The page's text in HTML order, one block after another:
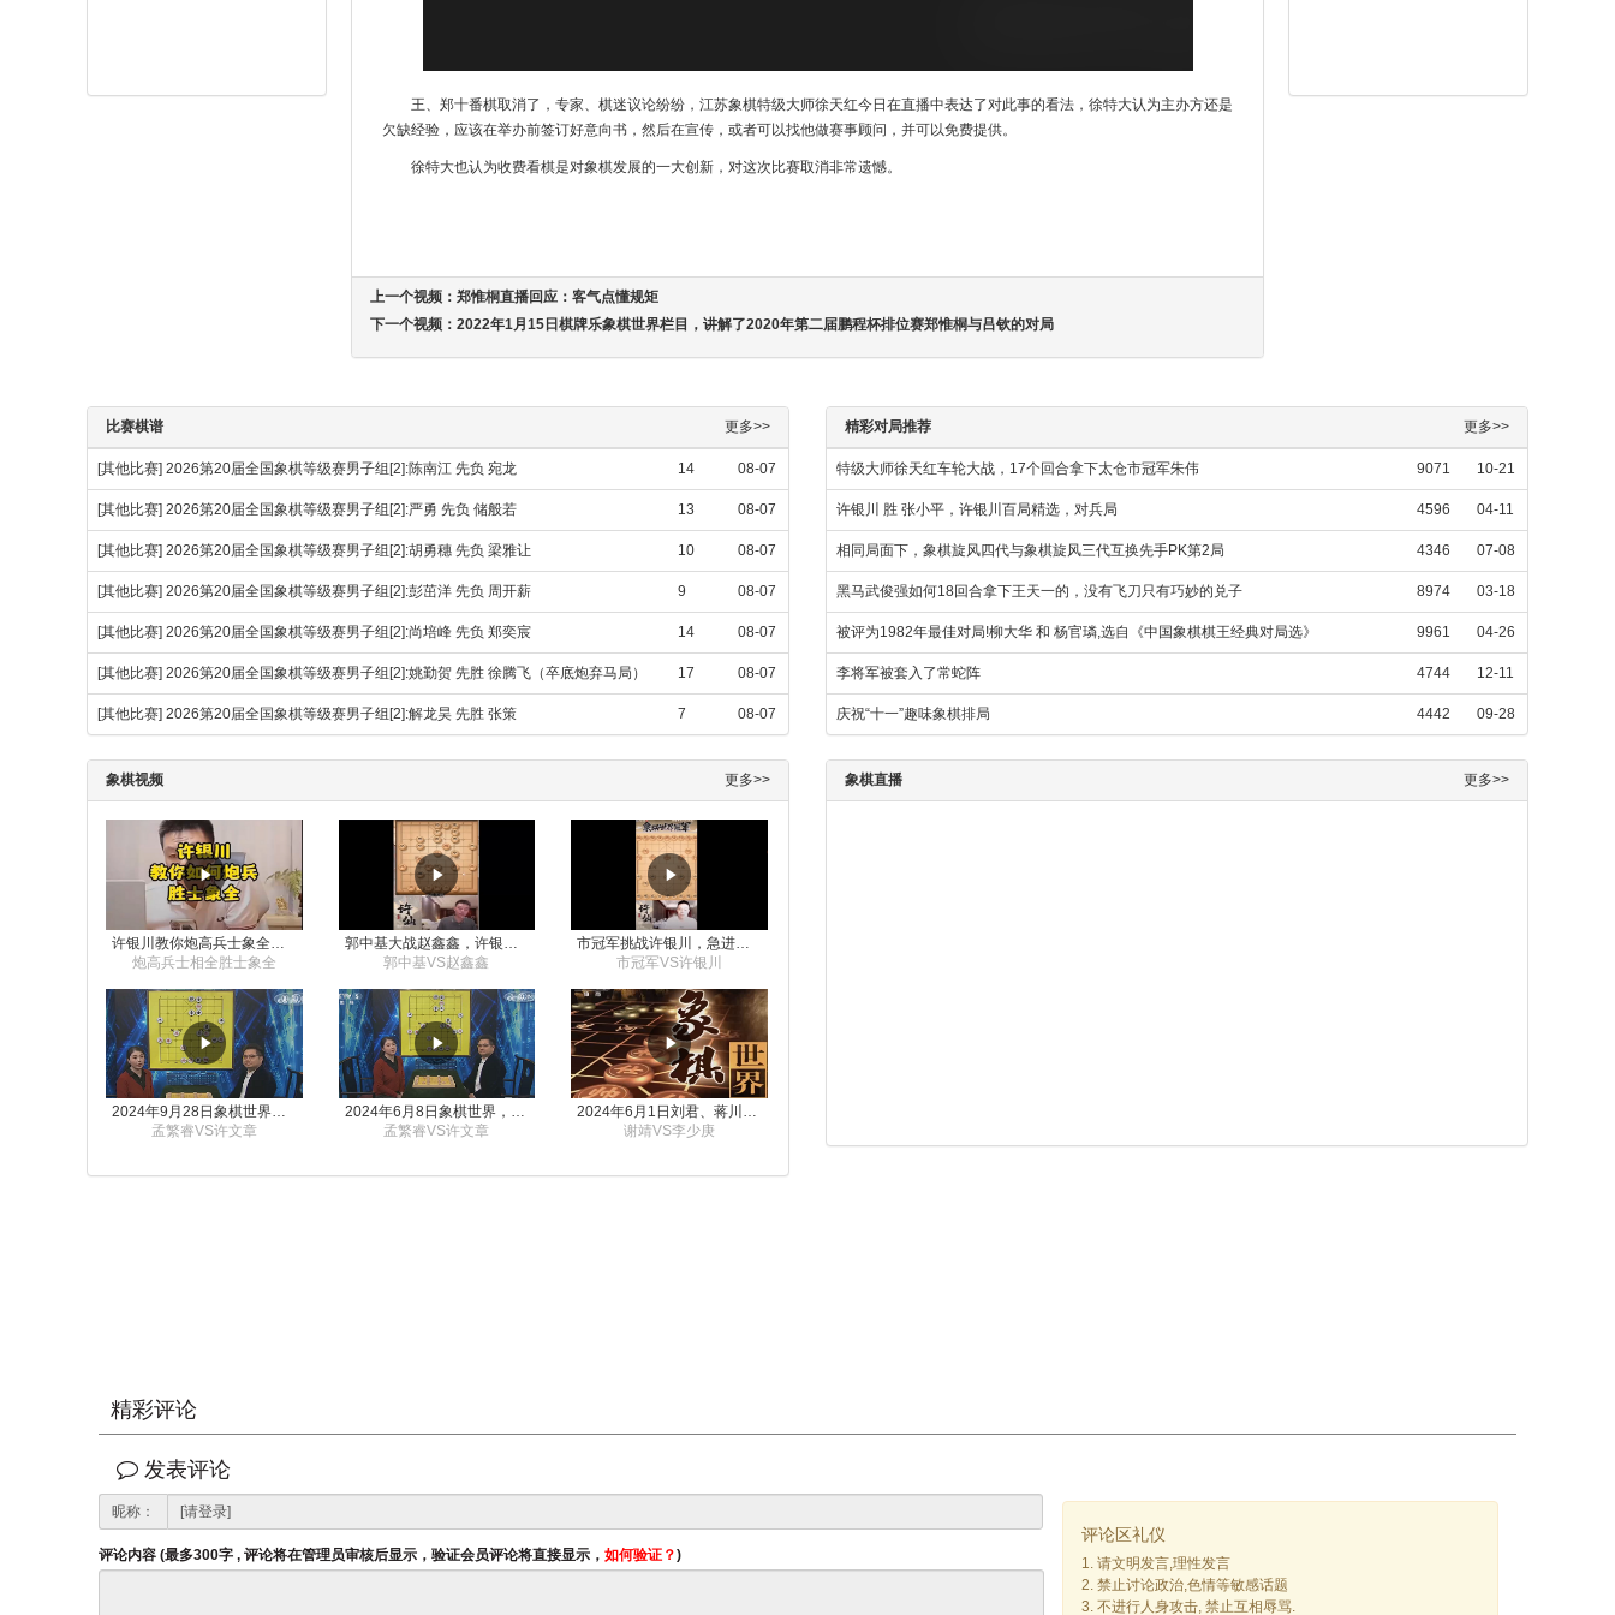
王、郑十番棋取消了，专家、棋迷议论纷纷，江苏象棋特级大师徐天红今日在直播中表达了对此事的看法，徐特大认为主办方还是
欠缺经验，应该在举办前签订好意向书，然后在宣传，或者可以找他做赛事顾问，并可以免费提供。
徐特大也认为收费看棋是对象棋发展的一大创新，对这次比赛取消非常遗憾。
上一个视频： 郑惟桐直播回应：客气点懂规矩
下一个视频： 2022年1月15日棋牌乐象棋世界栏目，讲解了2020年第二届鹏程杯排位赛郑惟桐与吕钦的对局
比赛棋谱 更多>>
[其他比赛] 2026第20届全国象棋等级赛男子组[2]:陈南江 先负 宛龙 14 08-07
[其他比赛] 2026第20届全国象棋等级赛男子组[2]:严勇 先负 储般若 13 08-07
[其他比赛] 2026第20届全国象棋等级赛男子组[2]:胡勇穗 先负 梁雅让 10 08-07
[其他比赛] 2026第20届全国象棋等级赛男子组[2]:彭茁洋 先负 周开薪 9 08-07
[其他比赛] 2026第20届全国象棋等级赛男子组[2]:尚培峰 先负 郑奕宸 14 08-07
[其他比赛] 2026第20届全国象棋等级赛男子组[2]:姚勤贺 先胜 徐腾飞（卒底炮弃马局） 17 08-07
[其他比赛] 2026第20届全国象棋等级赛男子组[2]:解龙昊 先胜 张策 7 08-07
精彩对局推荐 更多>>
特级大师徐天红车轮大战，17个回合拿下太仓市冠军朱伟 9071 10-21
许银川 胜 张小平，许银川百局精选，对兵局 4596 04-11
相同局面下，象棋旋风四代与象棋旋风三代互换先手PK第2局 4346 07-08
黑马武俊强如何18回合拿下王天一的，没有飞刀只有巧妙的兑子 8974 03-18
被评为1982年最佳对局!柳大华 和 杨官璘,选自《中国象棋棋王经典对局选》 9961 04-26
李将军被套入了常蛇阵 4744 12-11
庆祝“十一”趣味象棋排局 4442 09-28
象棋视频 更多>>
炮高兵士相全胜士象全
郭中基VS赵鑫鑫
市冠军VS许银川
2024年9月28日象棋世界栏目，刘君、蒋川讲解了第九届杨官璘杯象棋公开赛孟繁睿与许文章的对局
孟繁睿VS许文章
2024年6月8日象棋世界，刘君、蒋川讲解了第九届杨官璘杯全国象棋公开赛孟繁睿与许文章的对局
孟繁睿VS许文章
2024年6月1日刘君、蒋川讲解第三届上海杯象棋大师赛谢靖与李少庚的对局
谢靖VS李少庚
象棋直播 更多>>
精彩评论
发表评论
昵称：
评论内容 (最多300字 , 评论将在管理员审核后显示，验证会员评论将直接显示， 如何验证？)
评论区礼仪
1. 请文明发言,理性发言
2. 禁止讨论政治,色情等敏感话题
3. 不进行人身攻击, 禁止互相辱骂.